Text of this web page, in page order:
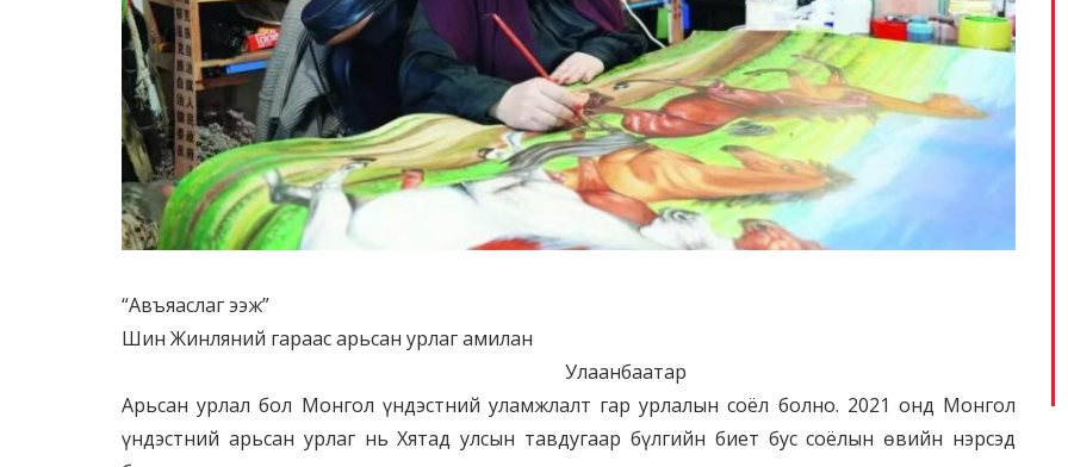
“Авъяаслаг ээж”
Шин Жинляний гараас арьсан урлаг амилан
Улаанбаатар
Арьсан урлал бол Монгол үндэстний уламжлалт гар урлалын соёл болно. 2021 онд Монгол
үндэстний арьсан урлаг нь Хятад улсын тавдугаар бүлгийн биет бус соёлын өвийн нэрсэд